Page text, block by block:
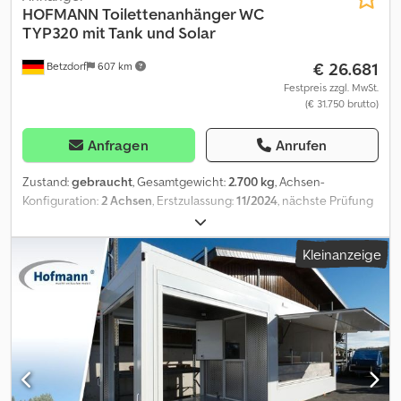
Betzdorf 607 km
HOFMANN Toilettenanhänger WC
TYP320 mit Tank und Solar
€ 26.681
Festpreis zzgl. MwSt.
(€ 31.750 brutto)
Anfragen Anrufen
Zustand:gebraucht, Gesamtgewicht:2.700 kg, Achsen-
Konfiguration:2 Achsen, Erstzulassung:11/2024, nächste Prüfung
3.200 mm
mm, Laderaumhöhe:2.300 mm, Sonderpreis Toilettenanhänger
WC Anhänger TYP320 mit Tanksystemen und Solar Dieses Objekt
ist zwei mal verfügbar! Junge gebrauchte Fahrzeuge aus Miete
über ca. 6 Monate. Bitte 0481 für Anfragen nutzen. * Zul
Gesamtgewicht: 2700kg * Innenmaße: L/B/H 320 x 220 x 230 cm *
Stahlrahmen verzinkt * V-Deichsel * 2 Achsen * Qualitätsachse
der Firma ALKO * 4 Ausdrehstützen * Räder: 195/50R13C * Boden:
18mm Multiplexplatte Aufbau:* Wände 33 mm stark * 2
Eingangstüren mit Schloss in Rechter Seitenwand * 2 x
Kleinanzeige